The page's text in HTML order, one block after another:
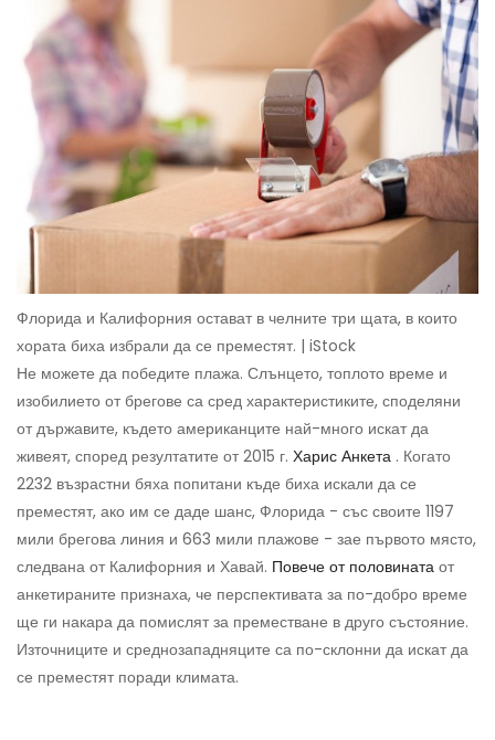
Флорида и Калифорния остават в челните три щата, в които
хората биха избрали да се преместят. | iStock
Не можете да победите плажа. Слънцето, топлото време и
изобилието от брегове са сред характеристиките, споделяни
от държавите, където американците най-много искат да
живеят, според резултатите от 2015 г. Харис Анкета . Когато
2232 възрастни бяха попитани къде биха искали да се
преместят, ако им се даде шанс, Флорида - със своите 1197
мили брегова линия и 663 мили плажове - зае първото място,
следвана от Калифорния и Хавай. Повече от половината от
анкетираните признаха, че перспективата за по-добро време
ще ги накара да помислят за преместване в друго състояние.
Източниците и среднозападняците са по-склонни да искат да
се преместят поради климата.